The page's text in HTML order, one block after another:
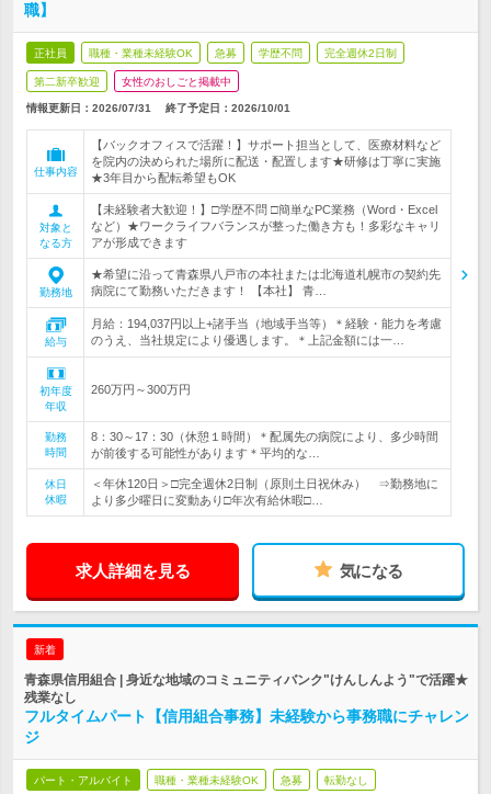
職】
正社員 職種・業種未経験OK 急募 学歴不問 完全週休2日制
第二新卒歓迎 女性のおしごと掲載中
情報更新日：2026/07/31 終了予定日： 2026/10/01
仕事内容
【バックオフィスで活躍！】サポート担当として、医療材料など
を院内の決められた場所に配送・配置します★研修は丁寧に実施
★3年目から配転希望もOK
対象と
なる方
【未経験者大歓迎！】□学歴不問 □簡単なPC業務（Word・Excel
など）★ワークライフバランスが整った働き方も！多彩なキャリ
アが形成できます
勤務地
★希望に沿って青森県八戸市の本社または北海道札幌市の契約先
病院にて勤務いただきます！ 【本社】 青…
給与
月給：194,037円以上+諸手当（地域手当等）＊経験・能力を考慮
のうえ、当社規定により優遇します。＊上記金額には一…
初年度
年収
260万円～300万円
勤務
時間
8：30～17：30（休憩１時間）＊配属先の病院により、多少時間
が前後する可能性があります＊平均的な…
休日
休暇
＜年休120日＞□完全週休2日制（原則土日祝休み） ⇒勤務地に
より多少曜日に変動あり□年次有給休暇□…
求人詳細を見る 気になる
新着
青森県信用組合 | 身近な地域のコミュニティバンク"けんしんよう"で活躍★
残業なし
フルタイムパート【信用組合事務】未経験から事務職にチャレン
ジ
パート・アルバイト 職種・業種未経験OK 急募 転勤なし